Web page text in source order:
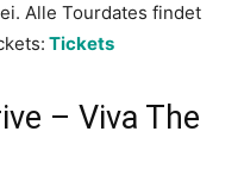
Alle Tourdates findet
Tickets
– Viva The